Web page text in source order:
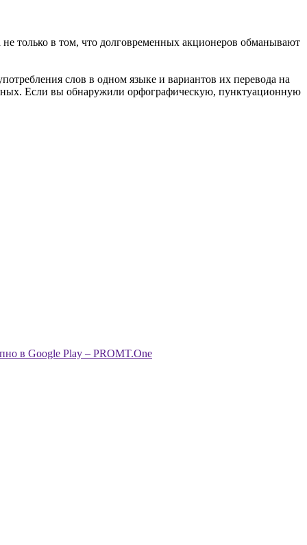
не только в том, что долговременных акционеров обманывают
слов в одном языке и вариантов их перевода на
Если вы обнаружили орфографическую, пунктуационную